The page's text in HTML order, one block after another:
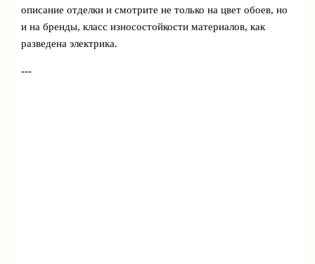
описание отделки и смотрите не только на цвет обоев, но
и на бренды, класс износостойкости материалов, как
разведена электрика.
---